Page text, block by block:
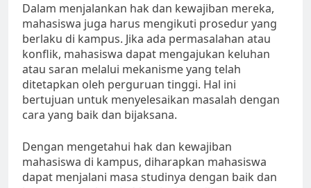
Dalam menjalankan hak dan kewajiban mereka,
mahasiswa juga harus mengikuti prosedur yang
berlaku di kampus. Jika ada permasalahan atau
konflik, mahasiswa dapat mengajukan keluhan
atau saran melalui mekanisme yang telah
ditetapkan oleh perguruan tinggi. Hal ini
bertujuan untuk menyelesaikan masalah dengan
cara yang baik dan bijaksana.
Dengan mengetahui hak dan kewajiban
mahasiswa di kampus, diharapkan mahasiswa
dapat menjalani masa studinya dengan baik dan